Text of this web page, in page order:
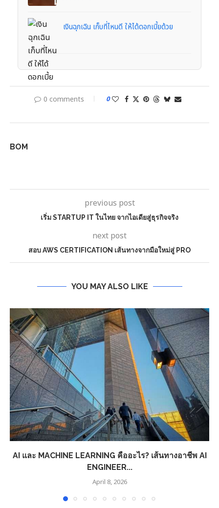
เงินฉุกเฉิน เก็บที่ไหนดี ให้ได้ดอกเบี้ยด้วย
0 comments 0
BOM
previous post
เริ่ม STARTUP IT ในไทย จากไอเดียสู่ธุรกิจจริง
next post
สอบ AWS CERTIFICATION เส้นทางจากมือใหม่สู่ PRO
YOU MAY ALSO LIKE
AI และ MACHINE LEARNING คืออะไร? เส้นทางอาชีพ AI
ENGINEER...
April 8, 2026